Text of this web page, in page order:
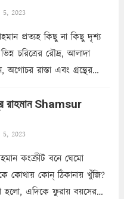
2023
প্রত্যহ কিছু না কিছু দৃশ্য
চরিত্রের রৌদ্র, আলাদা
অগোচর রাস্তা এবং গ্রন্থের
লোপামুদ্রা ভীষণ বিব্রত
রাহমান Shamsur
2023
কংক্রীট বনে ঘেমো
কোথায় কোন্‌ ঠিকানায় খুঁজি?
হলো, এদিকে ফুরায় বয়সের